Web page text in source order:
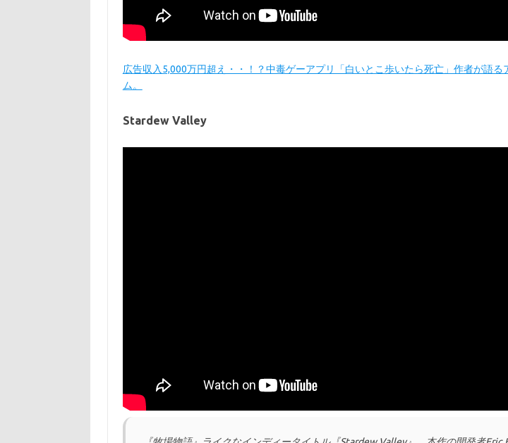
広告収入5,000万円超え・・！？中毒ゲーアプリ「白いとこ歩いたら死亡」作者が語る
ム。
Stardew Valley